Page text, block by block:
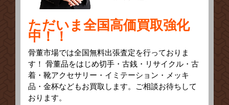
ただいま全国高価買取強化
中！！
骨董市場では全国無料出張査定を行っておりま
す！ 骨董品をはじめ切手・古銭・リサイクル・古
着・靴アクセサリー・イミテーション・メッキ
品・金杯などもお買取します。ご相談お待ちして
おります。